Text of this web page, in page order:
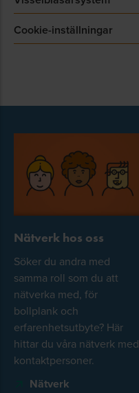
Cookie-inställningar
Nätverk hos oss
Söker du andra med
samma roll som du att
nätverka med, för
bollplank och
erfarenhetsutbyte? Här
hittar du våra nätverk med
kontaktpersoner.
Nätverk